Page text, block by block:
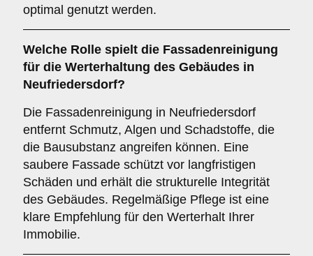
optimal genutzt werden.
Welche Rolle spielt die Fassadenreinigung
für die Werterhaltung des Gebäudes in
Neufriedersdorf?
Die Fassadenreinigung in Neufriedersdorf
entfernt Schmutz, Algen und Schadstoffe, die
die Bausubstanz angreifen können. Eine
saubere Fassade schützt vor langfristigen
Schäden und erhält die strukturelle Integrität
des Gebäudes. Regelmäßige Pflege ist eine
klare Empfehlung für den Werterhalt Ihrer
Immobilie.